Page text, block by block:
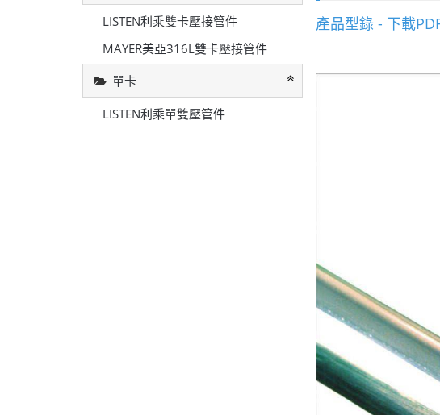
LISTEN利乘雙卡壓接管件
MAYER美亞316L雙卡壓接管件
單卡
LISTEN利乘單雙壓管件
產品型錄 - 下載